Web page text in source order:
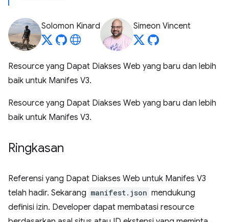
Solomon Kinard Simeon Vincent
Resource yang Dapat Diakses Web yang baru dan lebih
baik untuk Manifes V3.
Resource yang Dapat Diakses Web yang baru dan lebih
baik untuk Manifes V3.
Ringkasan
Referensi yang Dapat Diakses Web untuk Manifes V3
telah hadir. Sekarang manifest.json mendukung
definisi izin. Developer dapat membatasi resource